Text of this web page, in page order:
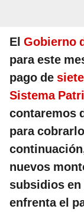
El Gobierno
para este
pago de
Sistema
contaremos
para
nuevos
subsidios
enfrenta el